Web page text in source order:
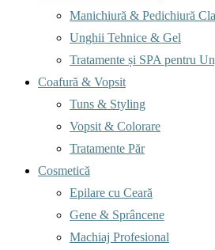
Manichiură & Pedichiură
Unghii Tehnice & Gel
Tratamente și SPA pentru
Coafură & Vopsit
Tuns & Styling
Vopsit & Colorare
Tratamente Păr
Cosmetică
Epilare cu Ceară
Gene & Sprâncene
Machiaj Profesional